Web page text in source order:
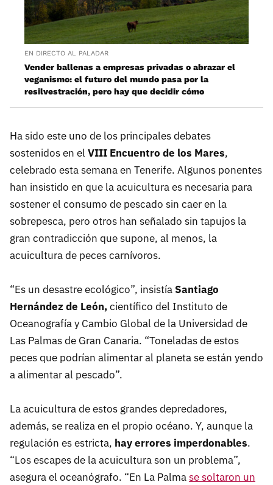
EN DIRECTO AL PALADAR
Vender ballenas a empresas privadas o abrazar el
veganismo: el futuro del mundo pasa por la
resilvestración, pero hay que decidir cómo
Ha sido este uno de los principales debates
sostenidos en el VIII Encuentro de los Mares,
celebrado esta semana en Tenerife. Algunos ponentes
han insistido en que la acuicultura es necesaria para
sostener el consumo de pescado sin caer en la
sobrepesca, pero otros han señalado sin tapujos la
gran contradicción que supone, al menos, la
acuicultura de peces carnívoros.
“Es un desastre ecológico”, insistía Santiago
Hernández de León,científico del Instituto de
Oceanografía y Cambio Global de la Universidad de
Las Palmas de Gran Canaria. “Toneladas de estos
peces que podrían alimentar al planeta se están yendo
a alimentar al pescado”.
La acuicultura de estos grandes depredadores,
además, se realiza en el propio océano. Y, aunque la
regulación es estricta, hay errores imperdonables.
“Los escapes de la acuicultura son un problema”,
asegura el oceanógrafo. “En La Palmase soltaron un